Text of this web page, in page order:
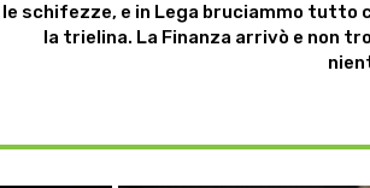
le schifezze, e in Lega bruciammo tutto
la trielina. La Finanza arrivò e non